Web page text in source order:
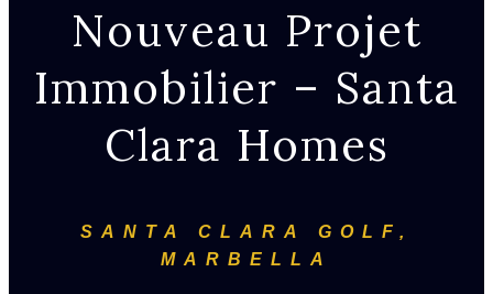
Nouveau Projet
Immobilier – Santa
Clara Homes
SANTA CLARA GOLF,
MARBELLA